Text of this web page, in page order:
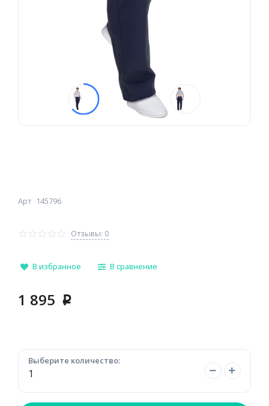
Арт 145796
Отзывы: 0
В избранное В сравнение
1 895 p
Выберите количество: